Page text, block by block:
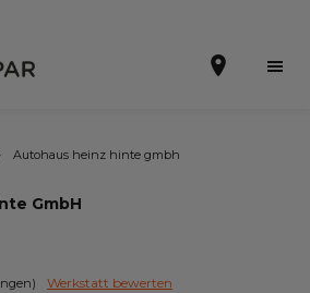
Autohaus heinz hinte gmbh
GmbH
Werkstatt bewerten